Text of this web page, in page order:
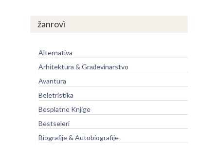
žanrovi
Alternativa
Arhitektura & Građevinarstvo
Avantura
Beletristika
Besplatne Knjige
Bestseleri
Biografije & Autobiografije